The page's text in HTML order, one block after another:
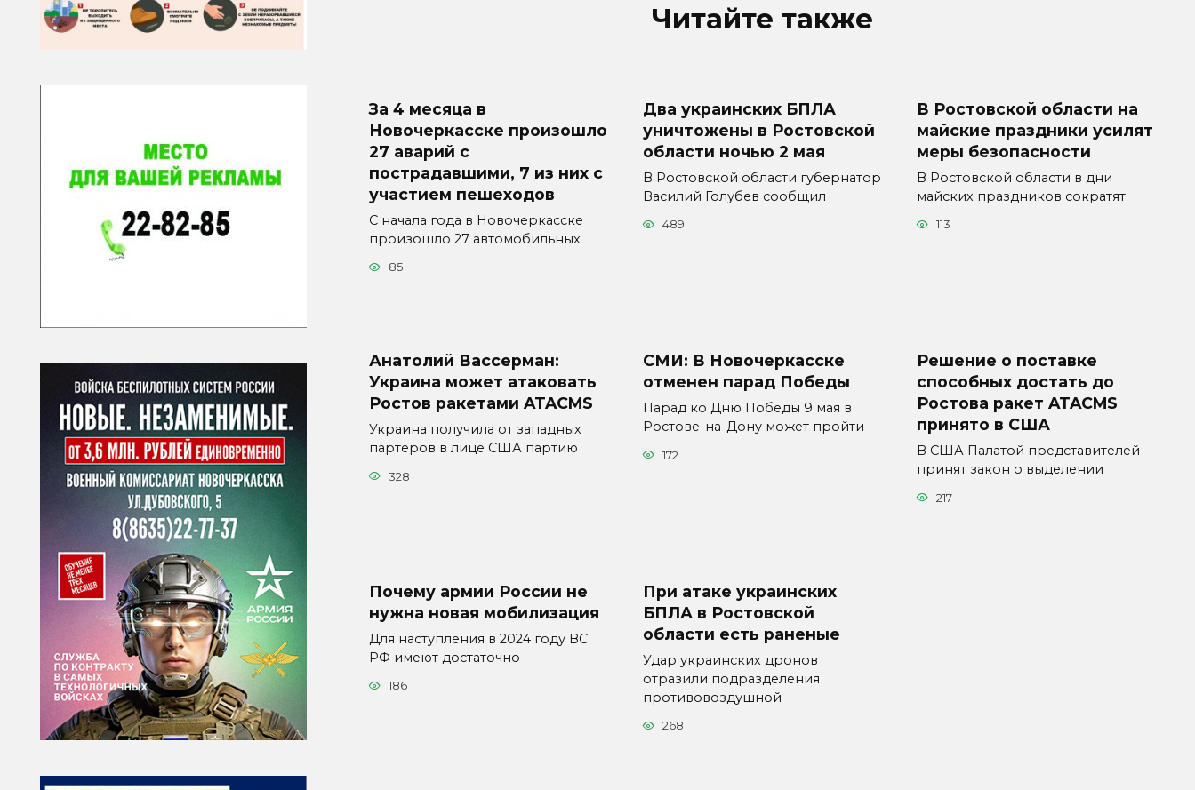
Читайте также
За 4 месяца в
Новочеркасске произошло
27 аварий с
пострадавшими, 7 из них с
участием пешеходов
С начала года в Новочеркасске
произошло 27 автомобильных
85
Два украинских БПЛА
уничтожены в Ростовской
области ночью 2 мая
В Ростовской области губернатор
Василий Голубев сообщил
489
В Ростовской области на
майские праздники усилят
меры безопасности
В Ростовской области в дни
майских праздников сократят
113
Анатолий Вассерман:
Украина может атаковать
Ростов ракетами ATACMS
Украина получила от западных
партеров в лице США партию
328
СМИ: В Новочеркасске
отменен парад Победы
Парад ко Дню Победы 9 мая в
Ростове-на-Дону может пройти
172
Решение о поставке
способных достать до
Ростова ракет ATACMS
принято в США
В США Палатой представителей
принят закон о выделении
217
Почему армии России не
нужна новая мобилизация
Для наступления в 2024 году ВС
РФ имеют достаточно
186
При атаке украинских
БПЛА в Ростовской
области есть раненые
Удар украинских дронов
отразили подразделения
противовоздушной
268